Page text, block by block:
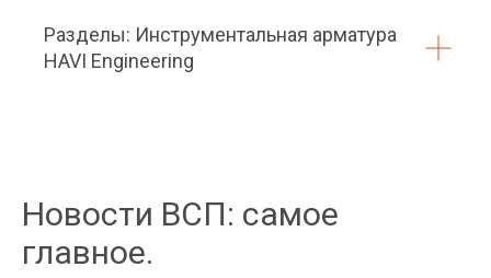
Разделы: Инструментальная арматура
HAVI Engineering
Новости ВСП: самое
главное.